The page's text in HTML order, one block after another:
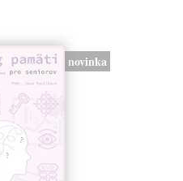
novinka